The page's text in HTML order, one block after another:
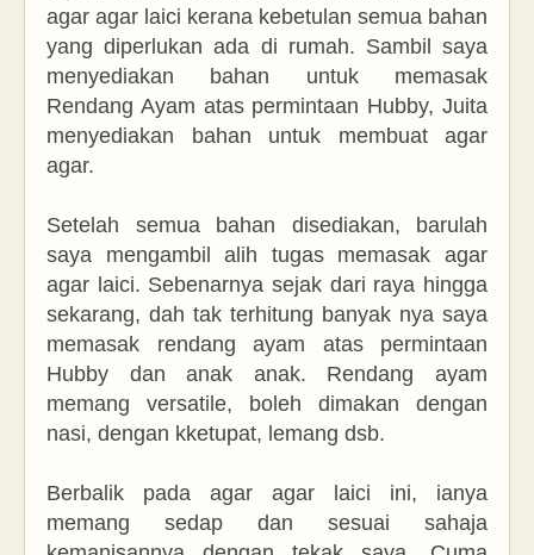
agar agar laici kerana kebetulan semua bahan
yang diperlukan ada di rumah. Sambil saya
menyediakan bahan untuk memasak
Rendang Ayam atas permintaan Hubby, Juita
menyediakan bahan untuk membuat agar
agar.
Setelah semua bahan disediakan, barulah
saya mengambil alih tugas memasak agar
agar laici. Sebenarnya sejak dari raya hingga
sekarang, dah tak terhitung banyak nya saya
memasak rendang ayam atas permintaan
Hubby dan anak anak. Rendang ayam
memang versatile, boleh dimakan dengan
nasi, dengan kketupat, lemang dsb.
Berbalik pada agar agar laici ini, ianya
memang sedap dan sesuai sahaja